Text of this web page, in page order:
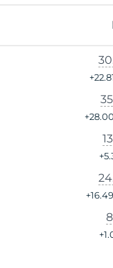
+
+
+
+
+